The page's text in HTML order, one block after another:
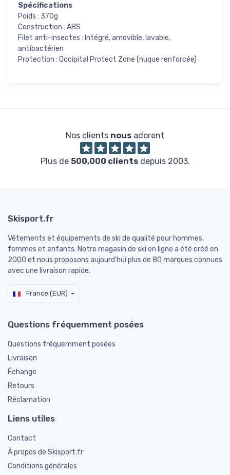
Spécifications
Poids : 370g
Construction : ABS
Filet anti-insectes : Intégré, amovible, lavable,
antibactérien
Protection : Occipital Protect Zone (nuque renforcée)
Nos clients nous adorent
Plus de 500,000 clientsdepuis 2003.
Skisport.fr
Vêtements et équipements de ski de qualité pour hommes,
femmes et enfants. Notre magasin de ski en ligne a été créé en
2000 et nous proposons aujourd'hui plus de 80 marques connues
avec une livraison rapide.
France (EUR)
Questions fréquemment posées
Questions fréquemment posées
Livraison
Échange
Retours
Réclamation
Liens utiles
Contact
À propos de Skisport.fr
Conditions générales